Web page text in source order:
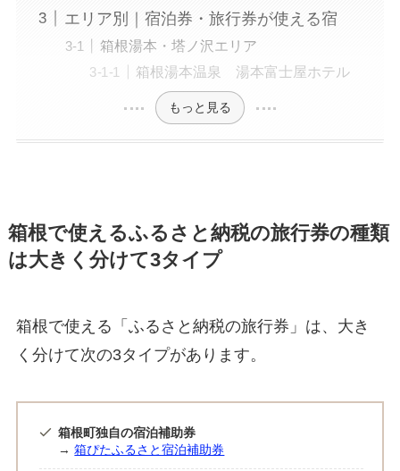
エリア別｜宿泊券・旅行券が使える宿
箱根湯本・塔ノ沢エリア
箱根湯本温泉 湯本富士屋ホテル
もっと見る
箱根で使えるふるさと納税の旅行券の種類
は大きく分けて3タイプ
箱根で使える「ふるさと納税の旅行券」は、大き
く分けて次の3タイプがあります。
箱根町独自の宿泊補助券
→箱ぴたふるさと宿泊補助券